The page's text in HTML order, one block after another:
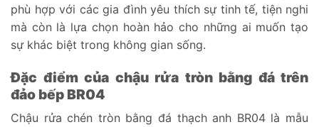
phù hợp với các gia đình yêu thích sự tinh tế, tiện nghi
mà còn là lựa chọn hoàn hảo cho những ai muốn tạo
sự khác biệt trong không gian sống.
Đặc điểm của chậu rửa tròn bằng đá trên
đảo bếp BR04
Chậu rửa chén tròn bằng đá thạch anh BR04 là mẫu